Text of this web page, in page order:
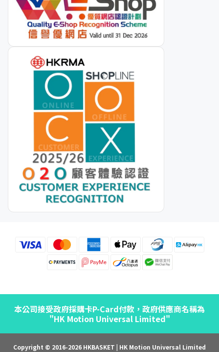
本公司接受政府採購卡P-Card付款，政府供應商名稱為
"HK Motion Universal Limited"
Copyright © 2016-2026 HKBASKET | HK Motion Universal Limited